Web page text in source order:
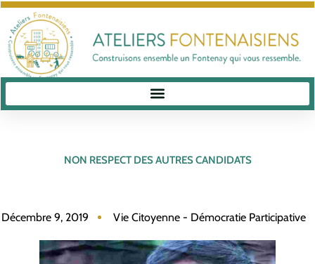
NON RESPECT DES AUTRES CANDIDATS
Décembre 9, 2019 Vie Citoyenne - Démocratie Participative